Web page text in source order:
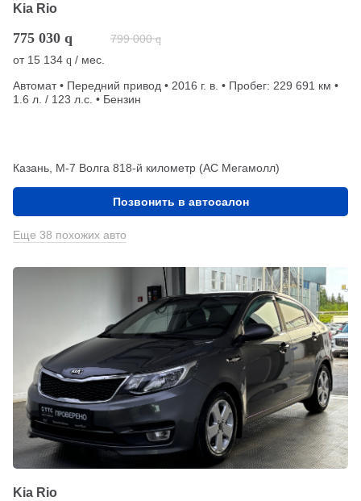
Kia Rio
775 030 q 799 000 q
от 15 134 q / мес.
Автомат • Передний привод • 2016 г. в. • Пробег: 229 691 км •
1.6 л. / 123 л.с. • Бензин
Казань, М-7 Волга 818-й километр (АС Мегамолл)
Позвонить в автосалон
Еще 38 похожих авто
Kia Rio